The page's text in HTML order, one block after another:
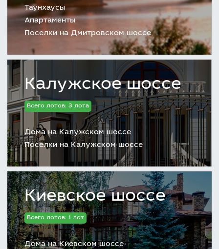
Таунхаусы
Апартаменты
Поселки на Дмитровском шоссе
Калужское шоссе
Всего лотов: 3 лота
Дома на Калужском шоссе
Поселки на Калужском шоссе
Киевское шоссе
Всего лотов: 1 лот
Дома на Киевском шоссе